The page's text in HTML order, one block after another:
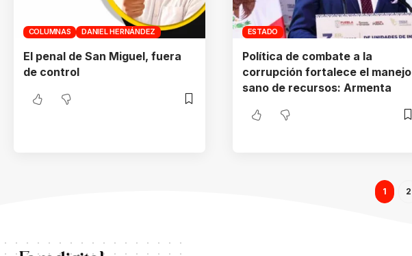
COLUMNAS DANIEL HERNÁNDEZ
El penal de San Miguel, fuera
de control
ESTADO
Política de combate a la
corrupción fortalece el manejo
sano de recursos: Armenta
1 2